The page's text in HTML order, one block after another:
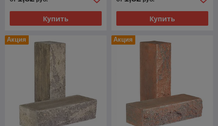
Купить Купить
Акция Акция